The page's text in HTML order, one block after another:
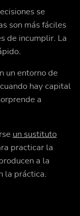
se
son más fáciles
de incumplir. La
un entorno de
hay capital
a
un sustituto
practicar la
a la
la práctica.